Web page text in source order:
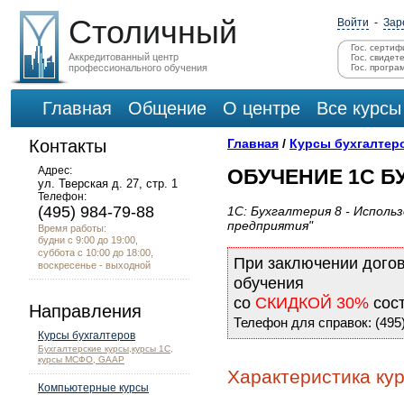
Столичный
Аккредитованный центр
профессионального обучения
Войти -
Гос.
Гос.
Гос.
Главная Общение О центре
Все курсы
Контакты
Адрес:
ул. Тверская д. 27, стр. 1
Телефон:
(495) 984-79-88
Время работы:
будни с 9:00 до 19:00,
суббота с 10:00 до 18:00,
воскресенье - выходной
Направления
Курсы бухгалтеров
Бухгалтерские курсы,курсы 1С,
курсы МСФО, GAAP
Компьютерные курсы
Главная / Курсы
ОБУЧЕНИЕ 1С
1С: Бухгалтерия 8 -
предприятия"
При заключении
обучения
со СКИДКОЙ 30%
Телефон для справок:
Характеристика